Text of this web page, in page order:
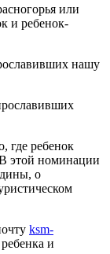
или
и ребенок-
нашу
где ребенок
В этой номинации
о
ksm-
и